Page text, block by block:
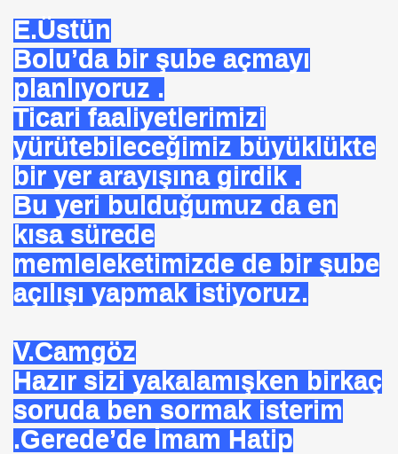
E.Üstün
Bolu’da bir şube açmayı
planlıyoruz .
Ticari faaliyetlerimizi
yürütebileceğimiz büyüklükte
bir yer arayışına girdik .
Bu yeri bulduğumuz da en
kısa sürede
memleleketimizde de bir şube
açılışı yapmak istiyoruz.
V.Camgöz
Hazır sizi yakalamışken birkaç
soruda ben sormak isterim
.Gerede’de İmam Hatip
ABDURRAHIM BARINA "sÖZÜ"
--- BENI KUCAKLAYAN ILK BEYAZ LIDER. ERBAKAN
ORUCU NEDIR
BIRINCISI SEÇTI
KRITERLERIMI KOPENHAĞ
VİRÜS"
MERKEZI AÇILDI
MEHMET